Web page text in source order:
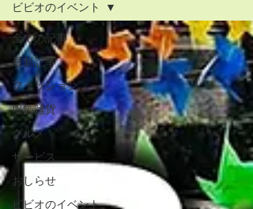
全ての記事
最新記事
ファッション
服飾雑貨
グルメ
サービス
おしらせ
ビビオのイベント
ビビオのイベント